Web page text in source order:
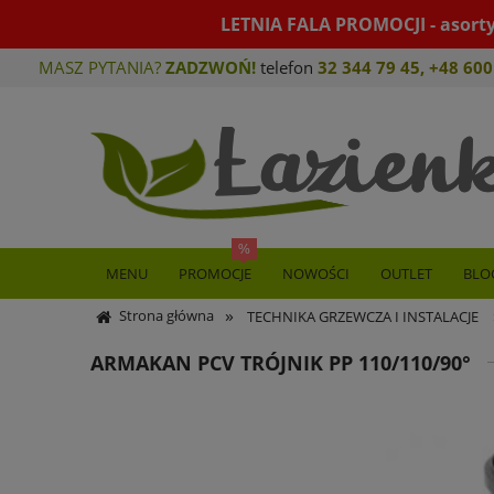
LETNIA FALA PROMOCJI -
MASZ PYTANIA? ZADZWOŃ! telefon 32 344 79 45, +48
MENU PROMOCJE NOWOŚCI OUTLET
Strona główna » TECHNIKA GRZEWCZA I INSTALACJE
ARMAKAN PCV TRÓJNIK PP 110/110/90°